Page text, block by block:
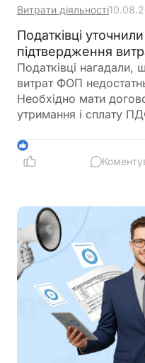
Витрати діяльності
Податківці
підтвердження
Податківці нагадали,
витрат ФОП
Необхідно мати
утримання і сплату
виплачених доходів
1